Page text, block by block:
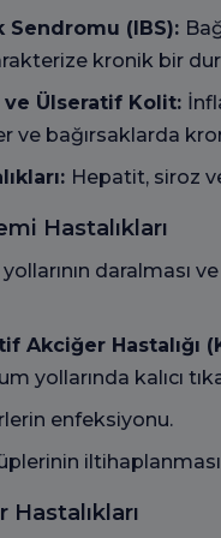
Sendromu (IBS):
kronik bir
ve Ülseratif Kolit:
ve bağırsaklarda
Hepatit, siroz
Hastalıkları
daralması
Akciğer Hastalığı
yollarında kalıcı
enfeksiyonu.
Hastalıkları